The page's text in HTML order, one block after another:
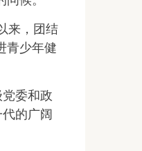
来，团结
青少年健
委和政
的广阔